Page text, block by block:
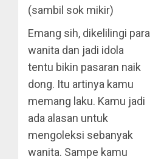
(sambil sok mikir)
Emang sih, dikelilingi para
wanita dan jadi idola
tentu bikin pasaran naik
dong. Itu artinya kamu
memang laku. Kamu jadi
ada alasan untuk
mengoleksi sebanyak
wanita. Sampe kamu